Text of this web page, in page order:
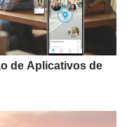
de Aplicativos de